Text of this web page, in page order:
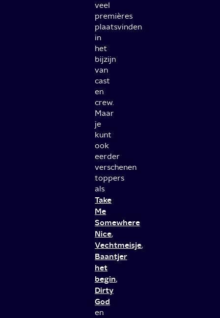
veel
premières
plaatsvinden
in
het
bijzijn
van
cast
en
crew.
Maar
je
kunt
ook
eerder
verschenen
toppers
als
Take
Me
Somewhere
Nice,
Vechtmeisje,
Baantjer
het
begin,
Dirty
God
en